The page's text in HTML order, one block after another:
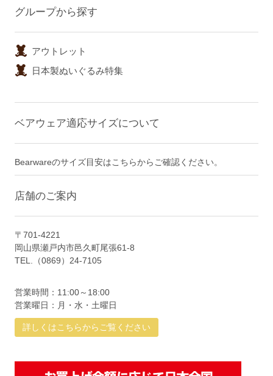
グループから探す
アウトレット
日本製ぬいぐるみ特集
ベアウェア適応サイズについて
Bearwareのサイズ目安はこちらからご確認ください。
店舗のご案内
〒701-4221
岡山県瀬戸内市邑久町尾張61-8
TEL.（0869）24-7105
営業時間：11:00～18:00
営業曜日：月・水・土曜日
詳しくはこちらからご覧ください